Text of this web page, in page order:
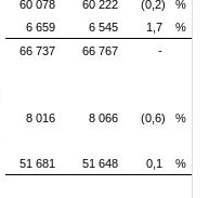
60 078 60 222 (0,2)
%
6 659 6 545 1,7
%
66 737 66 767 -
8 016 8 066 (0,6)
%
51 681 51 648 0,1
%